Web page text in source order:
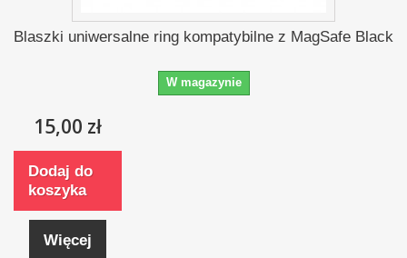
Blaszki uniwersalne ring kompatybilne z MagSafe Black
W magazynie
15,00 zł
Dodaj do
koszyka
Więcej